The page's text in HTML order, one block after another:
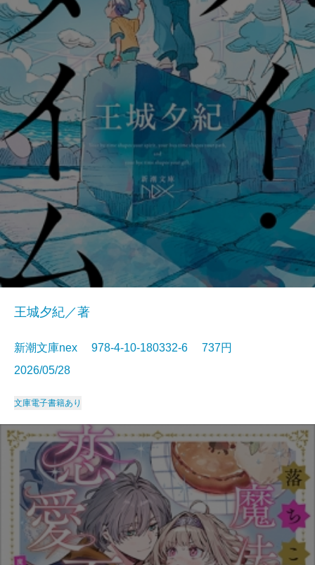
王城夕紀／著
新潮文庫nex 978-4-10-180332-6 737円
2026/05/28
文庫電子書籍あり